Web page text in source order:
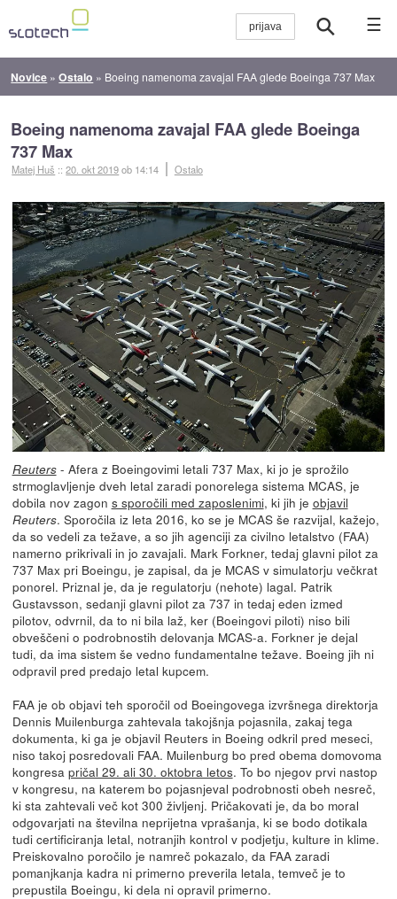
☰
Novice »Ostalo » Boeing namenoma zavajal FAA glede Boeinga 737 Max
Boeing namenoma zavajal FAA glede Boeinga
737 Max
Matej Huš ::20. okt 2019ob 14:14 Ostalo
Reuters- Afera z Boeingovimi letali 737 Max, ki jo je sprožilo
strmoglavljenje dveh letal zaradi ponorelega sistema MCAS, je
dobila nov zagon s sporočili med zaposlenimi, ki jih je objavil
Reuters. Sporočila iz leta 2016, ko se je MCAS še razvijal, kažejo,
da so vedeli za težave, a so jih agenciji za civilno letalstvo (FAA)
namerno prikrivali in jo zavajali. Mark Forkner, tedaj glavni pilot za
737 Max pri Boeingu, je zapisal, da je MCAS v simulatorju večkrat
ponorel. Priznal je, da je regulatorju (nehote) lagal. Patrik
Gustavsson, sedanji glavni pilot za 737 in tedaj eden izmed
pilotov, odvrnil, da to ni bila laž, ker (Boeingovi piloti) niso bili
obveščeni o podrobnostih delovanja MCAS-a. Forkner je dejal
tudi, da ima sistem še vedno fundamentalne težave. Boeing jih ni
odpravil pred predajo letal kupcem.
FAA je ob objavi teh sporočil od Boeingovega izvršnega direktorja
Dennis Muilenburga zahtevala takojšnja pojasnila, zakaj tega
dokumenta, ki ga je objavil Reuters in Boeing odkril pred meseci,
niso takoj posredovali FAA. Muilenburg bo pred obema domovoma
kongresa pričal 29. ali 30. oktobra letos. To bo njegov prvi nastop
v kongresu, na katerem bo pojasnjeval podrobnosti obeh nesreč,
ki sta zahtevali več kot 300 življenj. Pričakovati je, da bo moral
odgovarjati na številna neprijetna vprašanja, ki se bodo dotikala
tudi certificiranja letal, notranjih kontrol v podjetju, kulture in klime.
Preiskovalno poročilo je namreč pokazalo, da FAA zaradi
pomanjkanja kadra ni primerno preverila letala, temveč je to
prepustila Boeingu, ki dela ni opravil primerno.